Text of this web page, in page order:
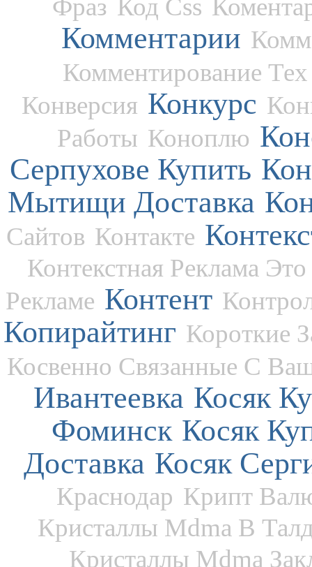
Фраз Код Css
Комментарии
Комментирование Тех
Конверсия Конкурс
Работы Коноплю
Серпухове Купить
Мытищи Доставка
Сайтов Контакте
Контекстная Реклама
Рекламе Контент
Копирайтинг Короткие
Косвенно Связанные С
Ивантеевка Косяк
Фоминск Косяк
Доставка Косяк
Краснодар Крипт
Кристаллы Mdma В
Кристаллы Mdma